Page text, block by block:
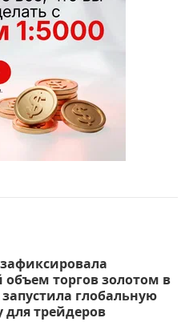
торгов золотом в
глобальную
для трейдеров